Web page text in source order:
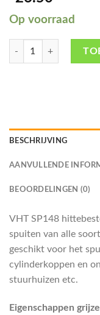
Op voorraad
BESCHRIJVING
AANVULLENDE
BEOORDELINGEN (0)
VHT SP148
spuiten van alle
geschikt voor het
cylinderkoppen en
stuurhuizen etc.
Eigenschappen